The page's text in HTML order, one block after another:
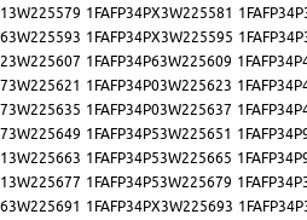
1FAFP34PX3W225581
1FAFP34PX3W225595
1FAFP34P63W225609
1FAFP34P03W225623
1FAFP34P03W225637
1FAFP34P53W225651
1FAFP34P53W225665
1FAFP34P53W225679
1FAFP34PX3W225693